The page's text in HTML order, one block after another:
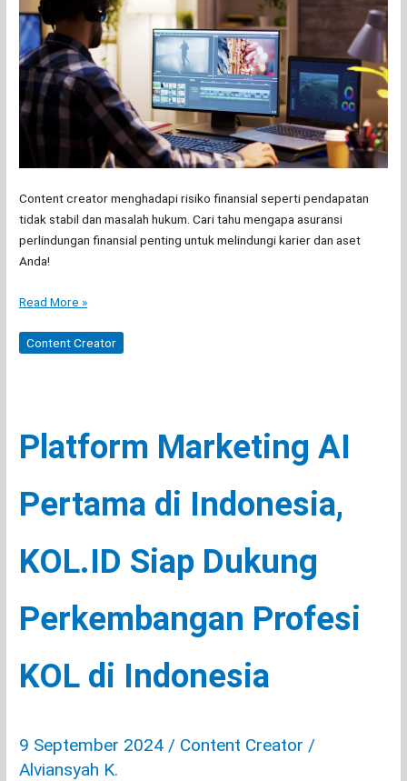
Content creator menghadapi risiko finansial seperti pendapatan
tidak stabil dan masalah hukum. Cari tahu mengapa asuransi
perlindungan finansial penting untuk melindungi karier dan aset
Anda!
Mengapa
Creator
Perlindungan
Read More »
Content Creator
Platform Marketing AI
Pertama di Indonesia,
KOL.ID Siap Dukung
Perkembangan Profesi
KOL di Indonesia
9 September 2024 / Content Creator /
Alviansyah K.